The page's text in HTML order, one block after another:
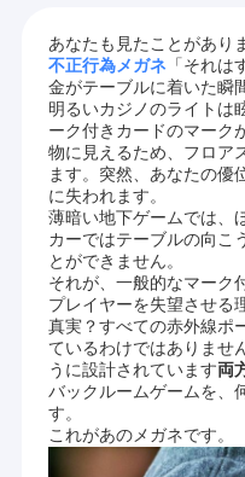
あなたも見たことがあり
不正行為メガネ 「それ
金がテーブルに着いた瞬
明るいカジノのライトは
ーク付きカードのマーク
物に見えるため、フロア
ます。突然、あなたの優
に失われます。
薄暗い地下ゲームでは、
カーではテーブルの向こ
とができません。
それが、一般的なマーク
プレイヤーを失望させる
真実？すべての赤外線ポ
ているわけではありませ
うに設計されています両
バックルームゲームを、
す。
これがあのメガネです。